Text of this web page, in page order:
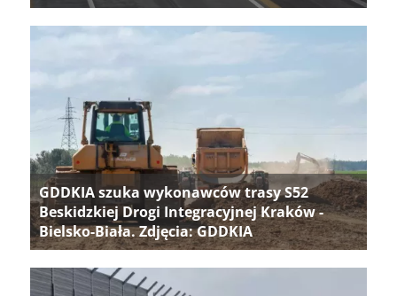
GDDKIA szuka wykonawców trasy S52
Beskidzkiej Drogi Integracyjnej Kraków -
Bielsko-Biała. Zdjęcia: GDDKIA